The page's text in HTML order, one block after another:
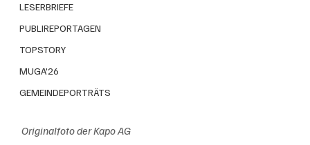
LESERBRIEFE
PUBLIREPORTAGEN
TOPSTORY
MUGA'26
GEMEINDEPORTRÄTS
Originalfoto der Kapo AG